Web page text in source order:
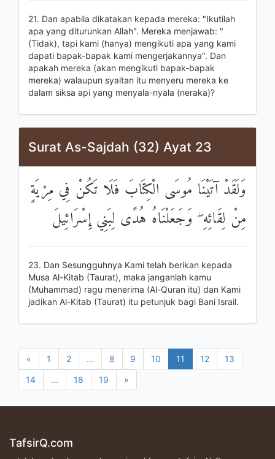
21. Dan apabila dikatakan kepada mereka: "Ikutilah
apa yang diturunkan Allah". Mereka menjawab: "
(Tidak), tapi kami (hanya) mengikuti apa yang kami
dapati bapak-bapak kami mengerjakannya". Dan
apakah mereka (akan mengikuti bapak-bapak
mereka) walaupun syaitan itu menyeru mereka ke
dalam siksa api yang menyala-nyala (neraka)?
Surat As-Sajdah (32) Ayat 23
وَلَقَدْ آتَيْنَا مُوسَى الْكِتَابَ فَلَا تَكُنْ فِي مِرْيَةٍ
مِنْ لِقَائِهِ ۖ وَجَعَلْنَاهُ هُدًى لِبَنِي إِسْرَائِيلَ
23. Dan Sesungguhnya Kami telah berikan kepada
Musa Al-Kitab (Taurat), maka janganlah kamu
(Muhammad) ragu menerima (Al-Quran itu) dan Kami
jadikan Al-Kitab (Taurat) itu petunjuk bagi Bani Israil.
« 1 2 ... 8 9 10 11 12
13
14
... 18 19 »
TafsirQ.com